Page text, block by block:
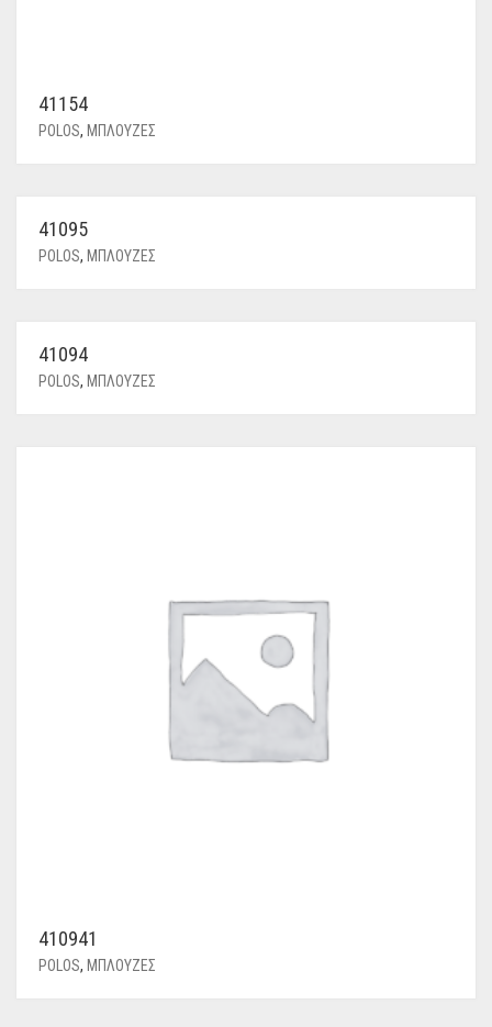
41154
POLOS, ΜΠΛΟΥΖΕΣ
41095
POLOS, ΜΠΛΟΥΖΕΣ
41094
POLOS, ΜΠΛΟΥΖΕΣ
410941
POLOS, ΜΠΛΟΥΖΕΣ